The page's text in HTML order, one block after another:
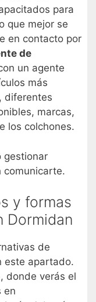
para
que mejor se
en contacto por
de
un agente
más
diferentes
marcas,
los colchones.
gestionar
comunicarte.
y formas
Dormidan
de
este apartado.
donde verás el
en